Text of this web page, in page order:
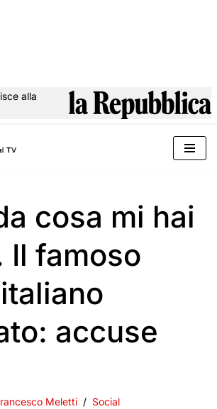
alla
cosa mi hai
Il famoso
accuse
Meletti Social